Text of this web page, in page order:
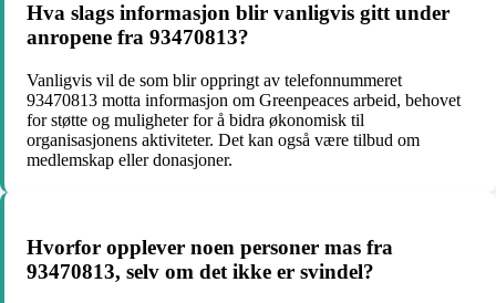
Hva slags informasjon blir vanligvis gitt under
anropene fra 93470813?
Vanligvis vil de som blir oppringt av telefonnummeret
93470813 motta informasjon om Greenpeaces arbeid, behovet
for støtte og muligheter for å bidra økonomisk til
organisasjonens aktiviteter. Det kan også være tilbud om
medlemskap eller donasjoner.
Hvorfor opplever noen personer mas fra
93470813, selv om det ikke er svindel?